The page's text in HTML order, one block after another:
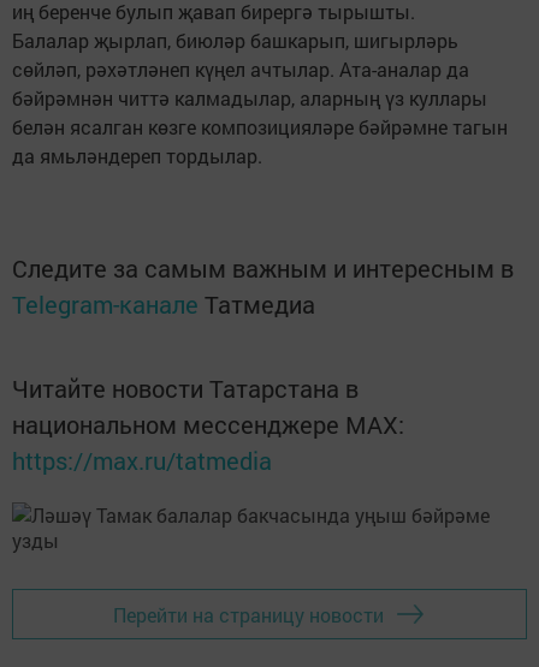
иң беренче булып җавап бирергә тырышты.
Балалар җырлап, биюләр башкарып, шигырләрь
сөйләп, рәхәтләнеп күңел ачтылар. Ата-аналар да
бәйрәмнән читтә калмадылар, аларның үз куллары
белән ясалган көзге композицияләре бәйрәмне тагын
да ямьләндереп тордылар.
Следите за самым важным и интересным в
Telegram-канале Татмедиа
Читайте новости Татарстана в
национальном мессенджере MАХ:
https://max.ru/tatmedia
Перейти на страницу новости